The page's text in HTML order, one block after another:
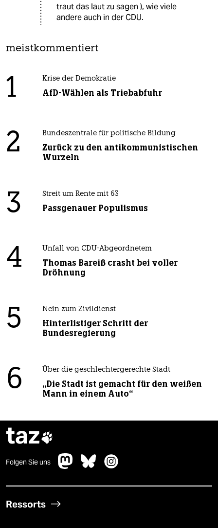
traut das laut zu sagen ), wie viele
andere auch in der CDU.
meistkommentiert
1 Krise der Demokratie
AfD-Wählen als Triebabfuhr
2 Bundeszentrale für politische Bildung
Zurück zu den antikommunistischen
Wurzeln
3 Streit um Rente mit 63
Passgenauer Populismus
4 Unfall von CDU-Abgeordnetem
Thomas Bareiß crasht bei voller
Dröhnung
5 Nein zum Zivildienst
Hinterlistiger Schritt der
Bundesregierung
6 Über die geschlechtergerechte Stadt
„Die Stadt ist gemacht für den weißen
Mann in einem Auto“
taz
Folgen Sie uns
Ressorts